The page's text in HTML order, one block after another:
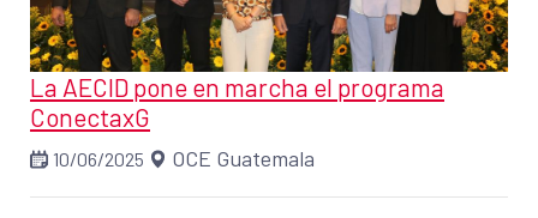
La AECID pone en marcha el programa
ConectaxG
10/06/2025 OCE Guatemala